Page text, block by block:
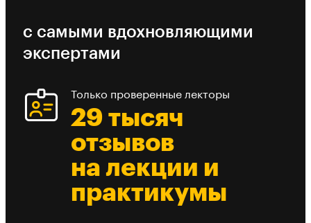
с самыми вдохновляющими
экспертами
Только проверенные лекторы
29 тысяч
отзывов
на лекции и
практикумы